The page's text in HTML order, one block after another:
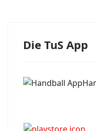
Die TuS App